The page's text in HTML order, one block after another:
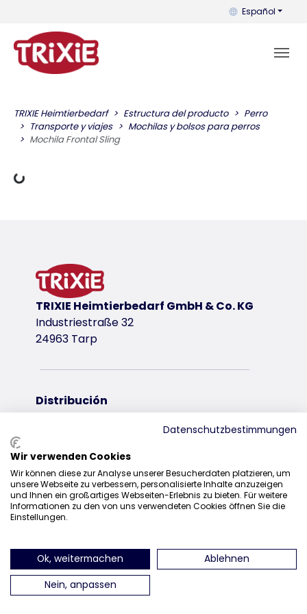
Puedes cambiar
Español
TRIXIE Heimtierbedarf Estructura del producto
Perro
Transporte y viajes
Mochilas y bolsos para perros
Mochila Frontal Sling
datos de carga
TRIXIE Heimtierbedarf GmbH & Co. KG
Industriestraße 32
24963 Tarp
Distribución
encuéntranos en Instagram
encuéntranos en Facebook
encuéntranos en
Datenschutzbestimmungen
Wir verwenden Cookies
Wir können diese zur Analyse unserer Besucherdaten platzieren, um
unsere Webseite zu verbessern, personalisierte Inhalte anzuzeigen
und Ihnen ein großartiges Webseiten-Erlebnis zu bieten. Für weitere
Informationen zu den von uns verwendeten Cookies öffnen Sie die
Einstellungen.
Ok, weitermachen
Ablehnen
Nein, anpassen